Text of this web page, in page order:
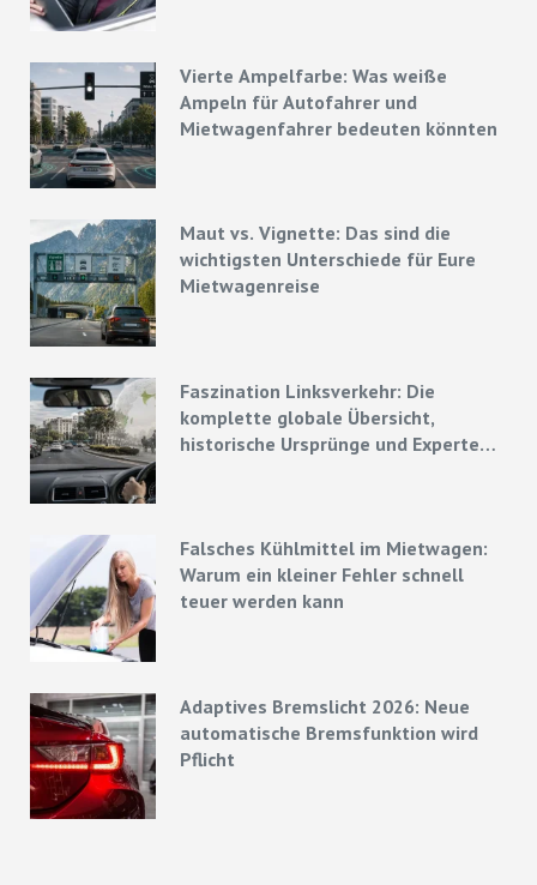
Vierte Ampelfarbe: Was weiße
Ampeln für Autofahrer und
Mietwagenfahrer bedeuten könnten
Maut vs. Vignette: Das sind die
wichtigsten Unterschiede für Eure
Mietwagenreise
Faszination Linksverkehr: Die
komplette globale Übersicht,
historische Ursprünge und Experten-
Falsches Kühlmittel im Mietwagen:
Warum ein kleiner Fehler schnell
teuer werden kann
Adaptives Bremslicht 2026: Neue
automatische Bremsfunktion wird
Pflicht